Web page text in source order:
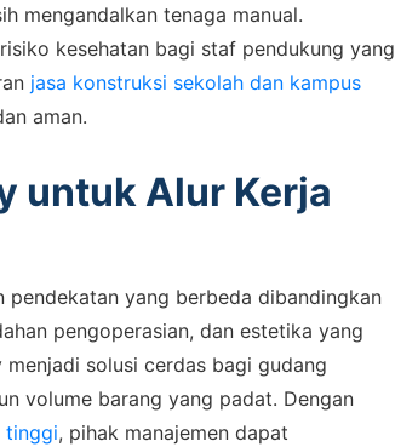
mengandalkan tenaga manual.
kesehatan bagi staf pendukung yang
jasa konstruksi sekolah dan kampus
aman.
untuk Alur Kerja
pendekatan yang berbeda dibandingkan
pengoperasian, dan estetika yang
solusi cerdas bagi gudang
volume barang yang padat. Dengan
tinggi, pihak manajemen dapat